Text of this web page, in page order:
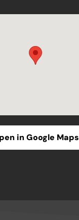
in Google Maps